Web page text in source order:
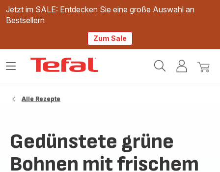
Jetzt im SALE: Entdecken Sie eine große Auswahl an
Bestsellern
Zum Sale
Mein
Mein
Das
Alle Rezepte
Gedünstete grüne
Bohnen mit frischem